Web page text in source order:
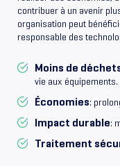
contribuer à un avenir
organisation peut
responsable des
Moins de
vie aux équipements.
Économies:
Impact durable:
Traitement